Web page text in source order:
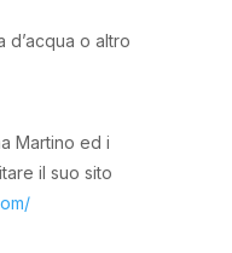
d’acqua o altro
Martino ed i
il suo sito